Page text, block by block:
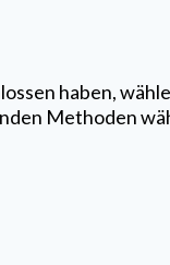
haben,
Methoden